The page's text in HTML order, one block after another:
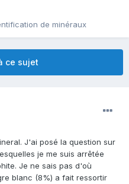
de minéraux
ce sujet
J'ai posé la question sur
je me suis arrêtée
Je ne sais pas d'où
blanc (8%) a fait ressortir